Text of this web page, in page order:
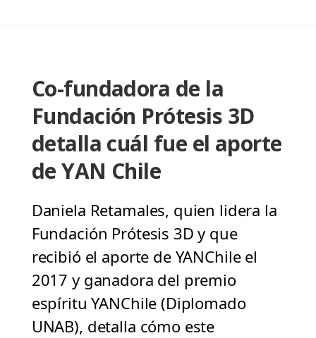
Co-fundadora de la
Fundación Prótesis 3D
detalla cuál fue el aporte
de YAN Chile
Daniela Retamales, quien lidera la
Fundación Prótesis 3D y que
recibió el aporte de YANChile el
2017 y ganadora del premio
espíritu YANChile (Diplomado
UNAB), detalla cómo este